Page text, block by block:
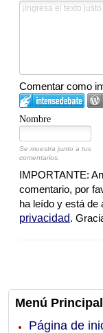
Comentar como
Nombre
Se muestra junto a tus
comentarios.
IMPORTANTE:
comentario, por
ha leído y está de
privacidad.
Menú
Página de